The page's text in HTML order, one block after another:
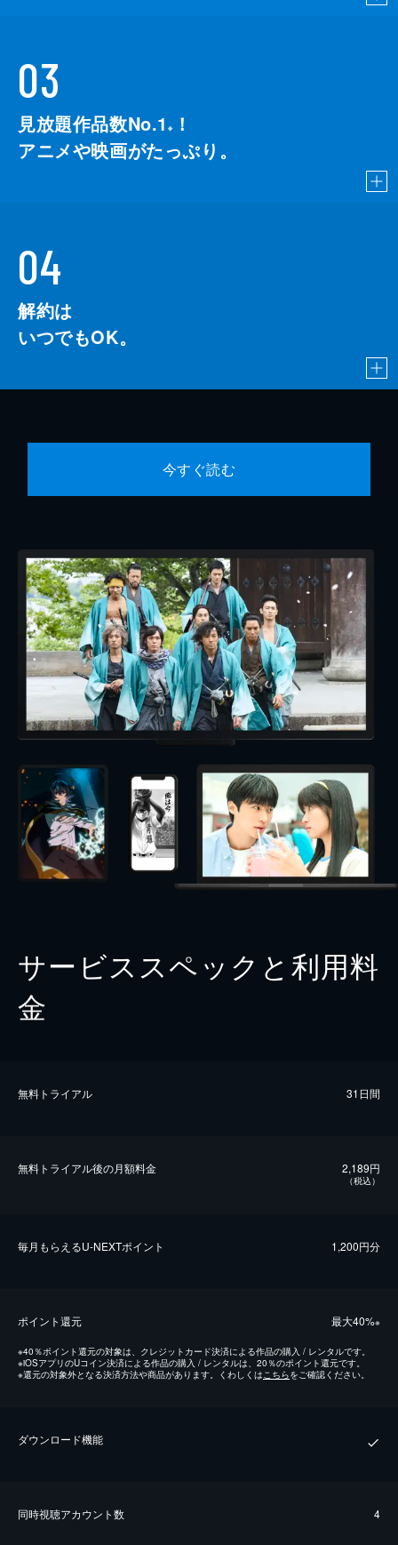
03
見放題作品数No.1 ※
！
アニメや映画がたっぷり。
04
解約は
いつでもOK。
今すぐ読む
サービススペックと利用料
金
無料トライアル 31日間
無料トライアル後の⽉額料金 2,189円
（税込）
毎⽉もらえるU-NEXTポイント 1,200円分
ポイント還元 最⼤40%※
※40％ポイント還元の対象は、クレジットカード決済による作品の購入 / レンタルです。
※iOSアプリのUコイン決済による作品の購入 / レンタルは、20％のポイント還元です。
※還元の対象外となる決済方法や商品があります。くわしくはこちらをご確認ください。
ダウンロード機能
同時視聴アカウント数 4